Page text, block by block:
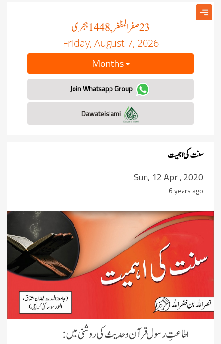
23صفر المظفر, 1448 ہجری
Friday, August 7, 2026
Months
Join Whatsapp Group
سنت کی اہمیت
Sun, 12 Apr , 2020
6 years ago
اطاعتِ رسول قرآن و حدیث کی روشنی میں: